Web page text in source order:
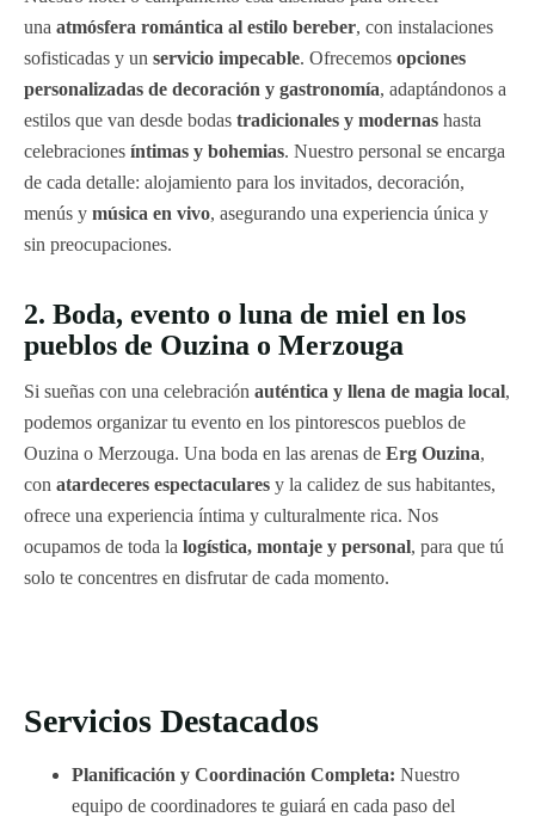
una atmósfera romántica al estilo bereber, con instalaciones
sofisticadas y un servicio impecable. Ofrecemos opciones
personalizadas de decoración y gastronomía, adaptándonos a
estilos que van desde bodas tradicionales y modernas hasta
celebraciones íntimas y bohemias. Nuestro personal se encarga
de cada detalle: alojamiento para los invitados, decoración,
menús y música en vivo, asegurando una experiencia única y
sin preocupaciones.
2. Boda, evento o luna de miel en los
pueblos de Ouzina o Merzouga
Si sueñas con una celebración auténtica y llena de magia local,
podemos organizar tu evento en los pintorescos pueblos de
Ouzina o Merzouga. Una boda en las arenas de Erg Ouzina,
con atardeceres espectaculares y la calidez de sus habitantes,
ofrece una experiencia íntima y culturalmente rica. Nos
ocupamos de toda la logística, montaje y personal, para que tú
solo te concentres en disfrutar de cada momento.
Servicios Destacados
Planificación y Coordinación Completa: Nuestro
equipo de coordinadores te guiará en cada paso del